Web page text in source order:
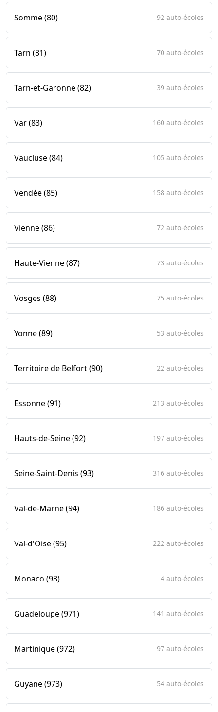
Somme (80) 92 auto-écoles
Tarn (81) 70 auto-écoles
Tarn-et-Garonne (82) 39 auto-écoles
Var (83) 160 auto-écoles
Vaucluse (84) 105 auto-écoles
Vendée (85) 158 auto-écoles
Vienne (86) 72 auto-écoles
Haute-Vienne (87) 73 auto-écoles
Vosges (88) 75 auto-écoles
Yonne (89) 53 auto-écoles
Territoire de Belfort (90) 22 auto-écoles
Essonne (91) 213 auto-écoles
Hauts-de-Seine (92) 197 auto-écoles
Seine-Saint-Denis (93) 316 auto-écoles
Val-de-Marne (94) 186 auto-écoles
Val-d'Oise (95) 222 auto-écoles
Monaco (98) 4 auto-écoles
Guadeloupe (971) 141 auto-écoles
Martinique (972) 97 auto-écoles
Guyane (973) 54 auto-écoles